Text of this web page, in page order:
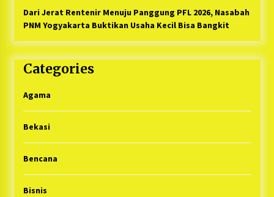
Dari Jerat Rentenir Menuju Panggung PFL 2026, Nasabah
PNM Yogyakarta Buktikan Usaha Kecil Bisa Bangkit
Categories
Agama
Bekasi
Bencana
Bisnis